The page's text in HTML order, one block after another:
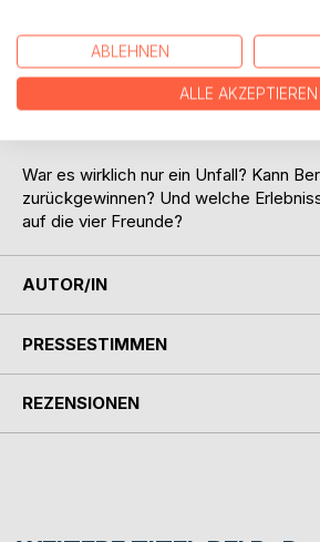
bricht für ihn eine Welt zusammen.
dem Studentenheim, Otto und
frisch verliebt. Während sie mit ihren
eine Reise nach Thailand planen, stirbt
War es wirklich nur ein Unfall? Kann
zurückgewinnen? Und welche
auf die vier Freunde?
AUTOR/IN
PRESSESTIMMEN
REZENSIONEN
ABLEHNEN
ALLE AKZEPTIEREN